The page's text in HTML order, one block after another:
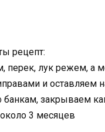
рецепт:
лук режем, а
и оставляем
банкам, закрываем
3 месяцев